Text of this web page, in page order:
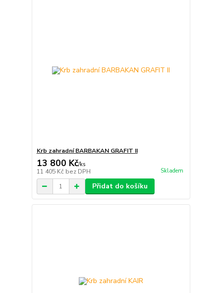
Krb zahradní BARBAKAN GRAFIT II
13 800 Kč/ks
11 405 Kč bez DPH Skladem
Přidat do košíku